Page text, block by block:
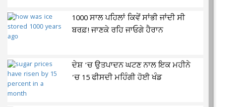
1000 ਸਾਲ ਪਹਿਲਾਂ ਕਿਵੇਂ ਸਾਂਭੀ ਜਾਂਦੀ ਸੀ
ਬਰਫ਼! ਜਾਣਕੇ ਰਹਿ ਜਾਓਗੇ ਹੈਰਾਨ
ਦੇਸ਼ ’ਚ ਉਤਪਾਦਨ ਘਟਣ ਨਾਲ ਇਕ ਮਹੀਨੇ
’ਚ 15 ਫੀਸਦੀ ਮਹਿੰਗੀ ਹੋਈ ਖੰਡ